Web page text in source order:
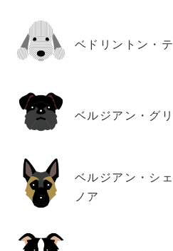
ベドリントン・
ベルジアン・グ
ベルジアン・シ
ノア